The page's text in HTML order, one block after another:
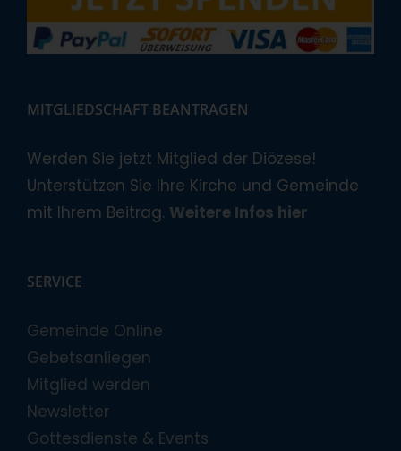
MITGLIEDSCHAFT BEANTRAGEN
Werden Sie jetzt Mitglied der Diözese!
Unterstützen Sie Ihre Kirche und Gemeinde
mit Ihrem Beitrag. Weitere Infos hier
SERVICE
Gemeinde Online
Gebetsanliegen
Mitglied werden
Newsletter
Gottesdienste & Events